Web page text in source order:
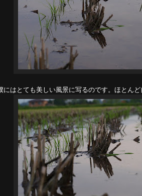
にはとても美しい風景に写るのです。ほとんど